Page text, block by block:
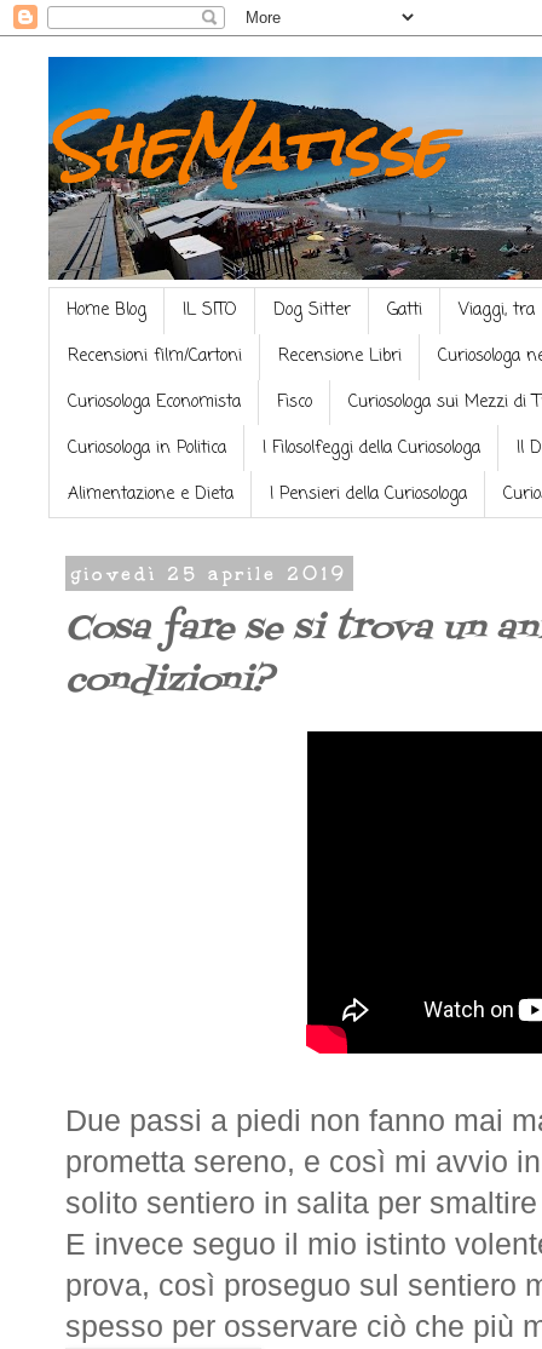
SheMatisse
Home Blog IL SITO Dog Sitter Gatti
Viaggi, tra
Recensioni film/Cartoni
Recensione Libri
Curiosologa
Curiosologa Economista
Fisco
Curiosologa sui Mezzi di
Curiosologa in Politica
I Filosolfeggi della Curiosologa
Il
Alimentazione e Dieta
I Pensieri della Curiosologa
giovedì 25 aprile 2019
Cosa fare se si trova un
condizioni?
Due passi a piedi non fanno mai
prometta sereno, e così mi avvio
solito sentiero in salita per
E invece seguo il mio istinto
prova, così proseguo sul sentiero
spesso per osservare ciò che più